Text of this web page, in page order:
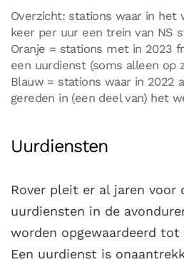
Overzicht: stations waar in het
keer per uur een trein van NS
Oranje = stations met in 2023
een uurdienst (soms alleen op
Blauw = stations waar in 2022
gereden in (een deel van) het
Uurdiensten
Rover pleit er al jaren voor
uurdiensten in de
worden opgewaardeerd
Een uurdienst is